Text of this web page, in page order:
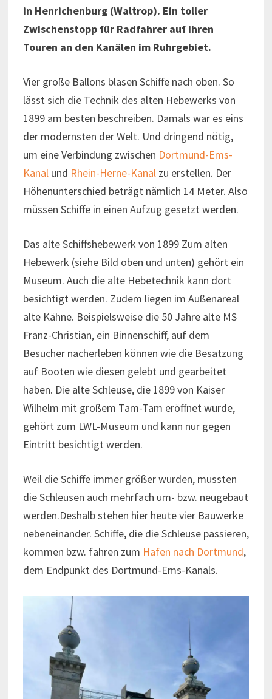
in Henrichenburg (Waltrop). Ein toller
Zwischenstopp für Radfahrer auf ihren
Touren an den Kanälen im Ruhrgebiet.
Vier große Ballons blasen Schiffe nach oben. So
lässt sich die Technik des alten Hebewerks von
1899 am besten beschreiben. Damals war es eins
der modernsten der Welt. Und dringend nötig,
um eine Verbindung zwischen Dortmund-Ems-
Kanalund Rhein-Herne-Kanalzu erstellen. Der
Höhenunterschied beträgt nämlich 14 Meter. Also
müssen Schiffe in einen Aufzug gesetzt werden.
Das alte Schiffshebewerk von 1899 Zum alten
Hebewerk (siehe Bild oben und unten) gehört ein
Museum. Auch die alte Hebetechnik kann dort
besichtigt werden. Zudem liegen im Außenareal
alte Kähne. Beispielsweise die 50 Jahre alte MS
Franz-Christian, ein Binnenschiff, auf dem
Besucher nacherleben können wie die Besatzung
auf Booten wie diesen gelebt und gearbeitet
haben. Die alte Schleuse, die 1899 von Kaiser
Wilhelm mit großem Tam-Tam eröffnet wurde,
gehört zum LWL-Museum und kann nur gegen
Eintritt besichtigt werden.
Weil die Schiffe immer größer wurden, mussten
die Schleusen auch mehrfach um- bzw. neugebaut
werden.Deshalb stehen hier heute vier Bauwerke
nebeneinander. Schiffe, die die Schleuse passieren,
kommen bzw. fahren zum Hafen nach Dortmund,
dem Endpunkt des Dortmund-Ems-Kanals.